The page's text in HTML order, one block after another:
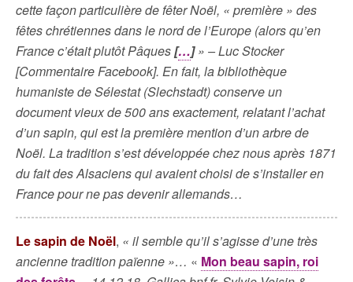
cette façon particulière de fêter Noël, « première » des
fêtes chrétiennes dans le nord de l’Europe (alors qu’en
France c’était plutôt Pâques[…]» – Luc Stocker
[Commentaire Facebook]. En fait, la bibliothèque
humaniste de Sélestat (Slechstadt) conserve un
document vieux de 500 ans exactement, relatant l’achat
d’un sapin, qui est la première mention d’un arbre de
Noël. La tradition s’est développée chez nous après 1871
du fait des Alsaciens qui avaient choisi de s’installer en
France pour ne pas devenir allemands…
Le sapin de Noël, « il semble qu’il s’agisse d’une très
ancienne tradition païenne »… « Mon beau sapin, roi